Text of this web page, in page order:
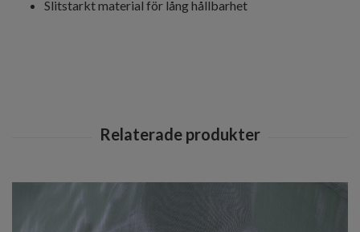
Slitstarkt material för lång hållbarhet